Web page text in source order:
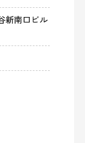
新南口ビル